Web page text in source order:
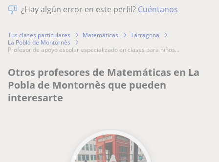
¿Hay algún error en este perfil? Cuéntanos
Tus clases particulares Matemáticas
Tarragona
La Pobla de Montornès
profesor de apoyo escolar especializado en clases para niños...
Otros profesores de Matemáticas en La
Pobla de Montornès que pueden
interesarte